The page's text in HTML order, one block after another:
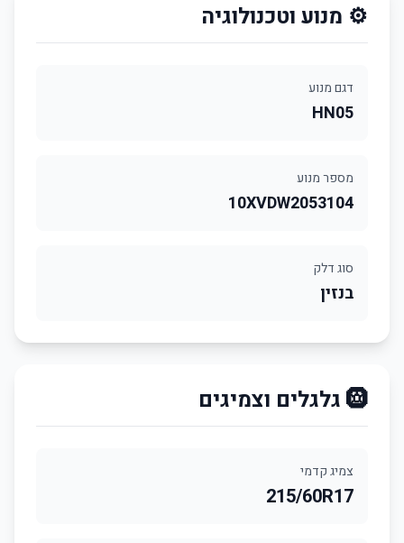
⚙️ מנוע וטכנולוגיה
דגם מנוע
HN05
מספר מנוע
10XVDW2053104
סוג דלק
בנזין
🛞 גלגלים וצמיגים
צמיג קדמי
215/60R17